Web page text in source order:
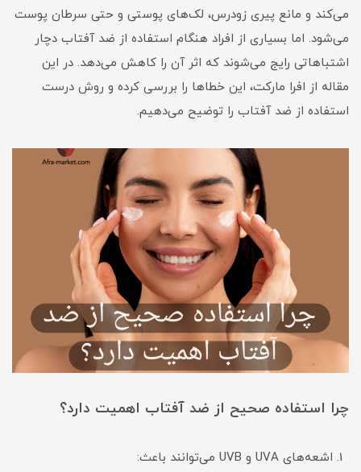
می‌کند و مانع پیری زودرس، لک‌های پوستی و حتی سرطان پوست
می‌شود. اما بسیاری از افراد هنگام استفاده از ضد آفتاب دچار
اشتباهاتی رایج می‌شوند که اثر آن را کاهش می‌دهد. در این
مقاله از افرا مارکت، این خطاها را بررسی کرده و روش درست
استفاده از ضد آفتاب را توضیح می‌دهیم.
چرا استفاده صحیح از ضد آفتاب اهمیت دارد؟
اشعه‌های UVA و UVB می‌توانند باعث: